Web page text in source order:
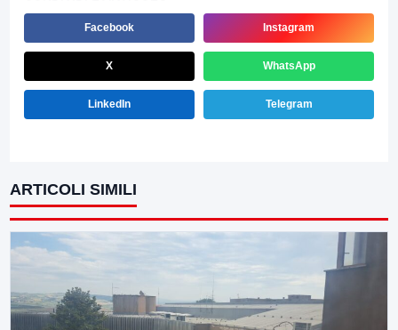
Facebook Instagram
X WhatsApp
LinkedIn Telegram
ARTICOLI SIMILI